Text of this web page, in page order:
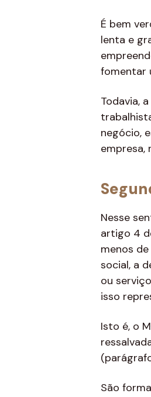
É bem
lenta e
fomentar
Todavia,
negócio,
empresa,
Nesse
artigo 4
menos
social, a
ou
isso
Isto é, o
São